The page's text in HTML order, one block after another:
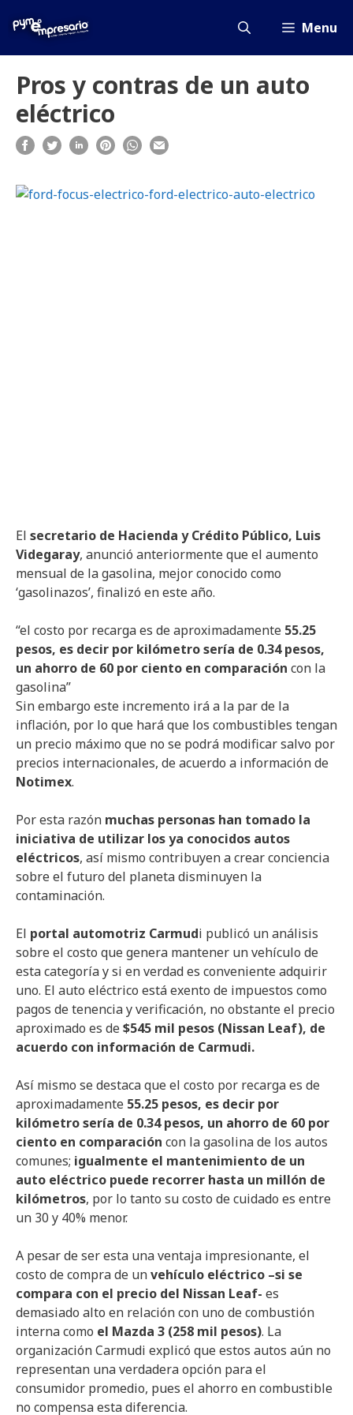
Menu
Pros y contras de un auto
eléctrico
El secretario de Hacienda y Crédito Público, Luis
Videgaray, anunció anteriormente que el aumento
mensual de la gasolina, mejor conocido como
‘gasolinazos’, finalizó en este año.
“el costo por recarga es de aproximadamente 55.25
pesos, es decir por kilómetro sería de 0.34 pesos,
un ahorro de 60 por ciento en comparación con la
gasolina”
Sin embargo este incremento irá a la par de la
inflación, por lo que hará que los combustibles tengan
un precio máximo que no se podrá modificar salvo por
precios internacionales, de acuerdo a información de
Notimex.
Por esta razón muchas personas han tomado la
iniciativa de utilizar los ya conocidos autos
eléctricos, así mismo contribuyen a crear conciencia
sobre el futuro del planeta disminuyen la
contaminación.
El portal automotriz Carmudi publicó un análisis
sobre el costo que genera mantener un vehículo de
esta categoría y si en verdad es conveniente adquirir
uno. El auto eléctrico está exento de impuestos como
pagos de tenencia y verificación, no obstante el precio
aproximado es de$545 mil pesos (Nissan Leaf), de
acuerdo con información de Carmudi.
Así mismo se destaca que el costo por recarga es de
aproximadamente 55.25 pesos, es decir por
kilómetro sería de 0.34 pesos, un ahorro de 60 por
ciento en comparación con la gasolina de los autos
comunes; igualmente el mantenimiento de un
auto eléctrico puede recorrer hasta un millón de
kilómetros, por lo tanto su costo de cuidado es entre
un 30 y 40% menor.
A pesar de ser esta una ventaja impresionante, el
costo de compra de unvehículo eléctrico –si se
compara con el precio del Nissan Leaf- es
demasiado alto en relación con uno de combustión
interna como el Mazda 3 (258 mil pesos). La
organización Carmudi explicó que estos autos aún no
representan una verdadera opción para el
consumidor promedio, pues el ahorro en combustible
no compensa esta diferencia.